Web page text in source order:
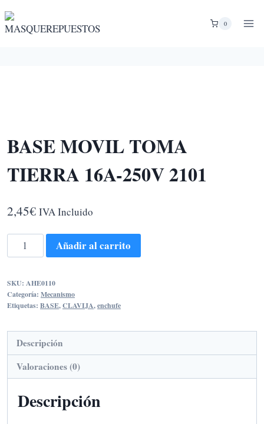
al
0
BASE MOVIL TOMA
TIERRA 16A-250V 2101
2,45€ IVA Incluido
BASE
MOVIL
TIERRA
16A-
2101
cantidad
Añadir al carrito
SKU: AHE0110
Categoría: Mecanismo
Etiquetas: BASE,CLAVIJA,enchufe
Descripción
Valoraciones (0)
Descripción